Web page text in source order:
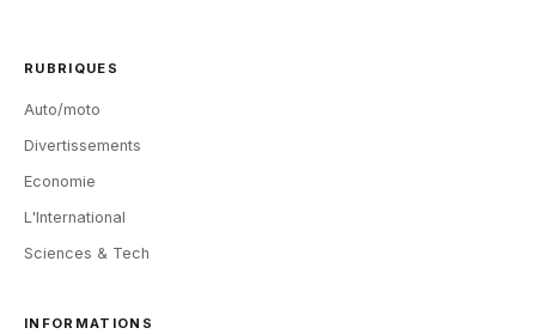
RUBRIQUES
Auto/moto
Divertissements
Economie
L'International
Sciences & Tech
INFORMATIONS